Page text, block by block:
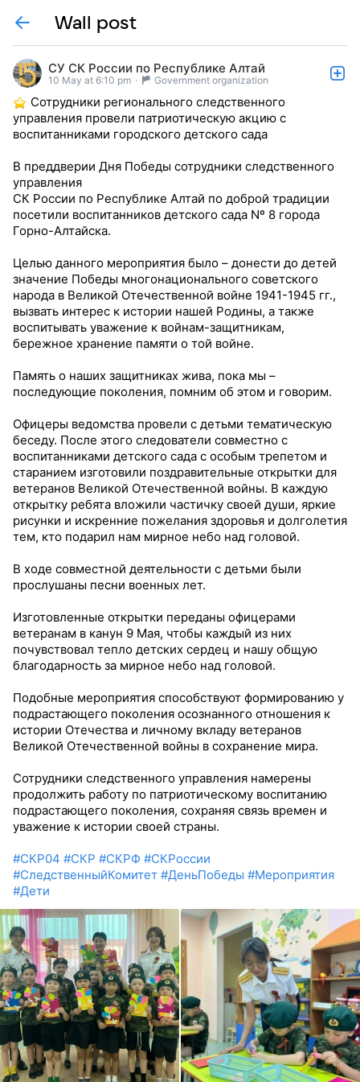
Wall post
СУ СК России по Республике Алтай
10 May at 6:10 pm · Government organization
Сотрудники регионального следственного
управления провели патриотическую акцию с
воспитанниками городского детского сада
В преддверии Дня Победы сотрудники следственного
управления
СК России по Республике Алтай по доброй традиции
посетили воспитанников детского сада Nº 8 города
Горно-Алтайска.
Целью данного мероприятия было – донести до детей
значение Победы многонационального советского
народа в Великой Отечественной войне 1941-1945 гг.,
вызвать интерес к истории нашей Родины, а также
воспитывать уважение к войнам-защитникам,
бережное хранение памяти о той войне.
Память о наших защитниках жива, пока мы –
последующие поколения, помним об этом и говорим.
Офицеры ведомства провели с детьми тематическую
беседу. После этого следователи совместно с
воспитанниками детского сада с особым трепетом и
старанием изготовили поздравительные открытки для
ветеранов Великой Отечественной войны. В каждую
открытку ребята вложили частичку своей души, яркие
рисунки и искренние пожелания здоровья и долголетия
тем, кто подарил нам мирное небо над головой.
В ходе совместной деятельности с детьми были
прослушаны песни военных лет.
Изготовленные открытки переданы офицерами
ветеранам в канун 9 Мая, чтобы каждый из них
почувствовал тепло детских сердец и нашу общую
благодарность за мирное небо над головой.
Подобные мероприятия способствуют формированию у
подрастающего поколения осознанного отношения к
истории Отечества и личному вкладу ветеранов
Великой Отечественной войны в сохранение мира.
Сотрудники следственного управления намерены
продолжить работу по патриотическому воспитанию
подрастающего поколения, сохраняя связь времен и
уважение к истории своей страны.
#СКР04 #СКР #СКРФ #СКРоссии
#СледственныйКомитет #ДеньПобеды #Мероприятия
#Дети